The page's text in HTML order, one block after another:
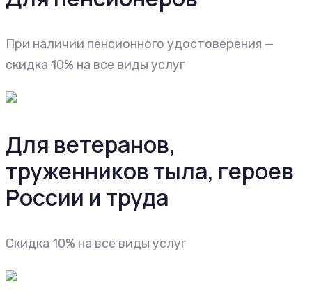
При наличии пенсионного удостоверения —
скидка 10% на все виды услуг
Для ветеранов,
труженников тыла, героев
России и труда
Cкидка 10% на все виды услуг